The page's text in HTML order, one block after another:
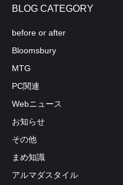
BLOG CATEGORY
before or after
Bloomsbury
MTG
PC関連
Webニュース
お知らせ
その他
まめ知識
アルマダスタイル